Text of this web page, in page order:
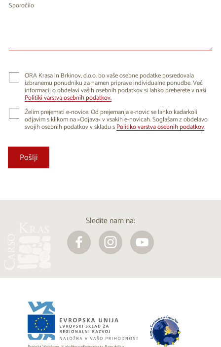
Sporočilo
ORA Krasa in Brkinov, d.o.o. bo vaše osebne podatke posredovala
izbranemu ponudniku za namen priprave individualne ponudbe. Več
informacij o obdelavi vaših osebnih podatkov si lahko preberete v naši
Politiki varstva osebnih podatkov.
Želim prejemati e-novice. Od prejemanja e-novic se lahko kadarkoli
odjavim s klikom na »Odjava« v vsakih e-novicah. Soglašam z obdelavo
svojih osebnih podatkov v skladu sPolitiko varstva osebnih podatkov.
Sledite nam na: